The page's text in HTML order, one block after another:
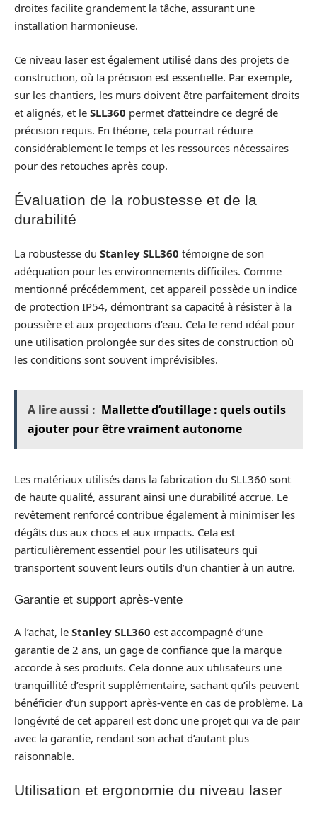
droites facilite grandement la tâche, assurant une
installation harmonieuse.
Ce niveau laser est également utilisé dans des projets de
construction, où la précision est essentielle. Par exemple,
sur les chantiers, les murs doivent être parfaitement droits
et alignés, et le SLL360 permet d’atteindre ce degré de
précision requis. En théorie, cela pourrait réduire
considérablement le temps et les ressources nécessaires
pour des retouches après coup.
Évaluation de la robustesse et de la
durabilité
La robustesse du Stanley SLL360 témoigne de son
adéquation pour les environnements difficiles. Comme
mentionné précédemment, cet appareil possède un indice
de protection IP54, démontrant sa capacité à résister à la
poussière et aux projections d’eau. Cela le rend idéal pour
une utilisation prolongée sur des sites de construction où
les conditions sont souvent imprévisibles.
A lire aussi : Mallette d’outillage : quels outils
ajouter pour être vraiment autonome
Les matériaux utilisés dans la fabrication du SLL360 sont
de haute qualité, assurant ainsi une durabilité accrue. Le
revêtement renforcé contribue également à minimiser les
dégâts dus aux chocs et aux impacts. Cela est
particulièrement essentiel pour les utilisateurs qui
transportent souvent leurs outils d’un chantier à un autre.
Garantie et support après-vente
A l’achat, le Stanley SLL360 est accompagné d’une
garantie de 2 ans, un gage de confiance que la marque
accorde à ses produits. Cela donne aux utilisateurs une
tranquillité d’esprit supplémentaire, sachant qu’ils peuvent
bénéficier d’un support après-vente en cas de problème. La
longévité de cet appareil est donc une projet qui va de pair
avec la garantie, rendant son achat d’autant plus
raisonnable.
Utilisation et ergonomie du niveau laser